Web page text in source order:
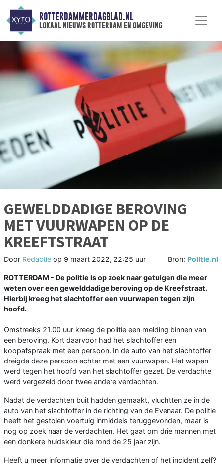
ROTTERDAMMERDAGBLAD.NL
lokaal nieuws rotterdam en omgeving
GEWELDDADIGE BEROVING
MET VUURWAPEN OP DE
KREEFTSTRAAT
Door Redactie op 9 maart 2022, 22:25 uur Bron: Politie.nl
ROTTERDAM - De politie is op zoek naar getuigen die meer
weten over een gewelddadige beroving op de Kreefstraat.
Hierbij kreeg het slachtoffer een vuurwapen tegen zijn
hoofd.
Omstreeks 21.00 uur kreeg de politie een melding binnen van
een beroving. Kort daarvoor had het slachtoffer een
koopafspraak met een persoon. In de auto van het slachtoffer
dreigde deze persoon echter met een vuurwapen. Het wapen
werd tegen het hoofd van het slachtoffer gezet. De verdachte
werd vergezeld door twee andere verdachten.
Nadat de verdachten buit hadden gemaakt, vluchtten ze in de
auto van het slachtoffer in de richting van de Evenaar. De politie
heeft het gestolen voertuig inmiddels teruggevonden, maar is
nog op zoek naar de verdachten. Het gaat om drie mannen met
een donkere huidskleur die rond de 25 jaar zijn.
Heeft u meer informatie over de verdachten of het incident zelf?